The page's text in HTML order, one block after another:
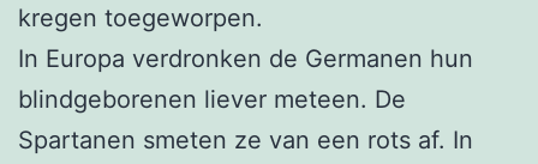
kregen toegeworpen.
In Europa verdronken de Germanen hun
blindgeborenen liever meteen. De
Spartanen smeten ze van een rots af. In